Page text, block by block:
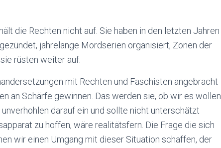
die Rechten nicht auf. Sie haben in den letzten Jahren
jahrelange Mordserien organisiert, Zonen der
rüsten weiter auf.
mit Rechten und Faschisten angebracht
an Schärfe gewinnen. Das werden sie, ob wir es wollen
darauf ein und sollte nicht unterschätzt
zu hoffen, wäre realitätsfern. Die Frage die sich
wir einen Umgang mit dieser Situation schaffen, der